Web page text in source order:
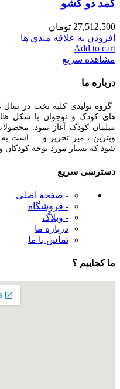
کمد دو کشو
27,512,500 تومان
افزودن به علاقه مندی ها
Add to cart
مشاهده سریع
درباره ما
های کودک و نوجوان با شکل
مبلمان کودک آغاز نمود.
ویترین ، میز تحریر و … است
شود که بسیار مورد توجه کودکان و
دسترسی سریع
- صفحه اصلی
- فروشگاه
- وبلاگ
درباره ما
تماس با ما
ما کجاییم ؟